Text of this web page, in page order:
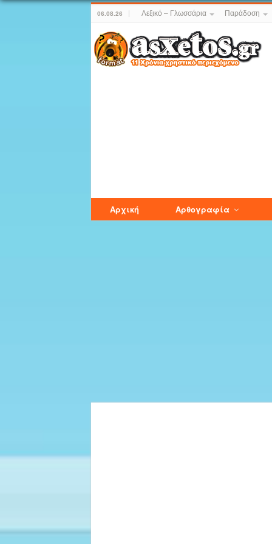
06.08.26 Λεξικό – Γλωσσάρια Παράδοση
Αρχική Αρθογραφία